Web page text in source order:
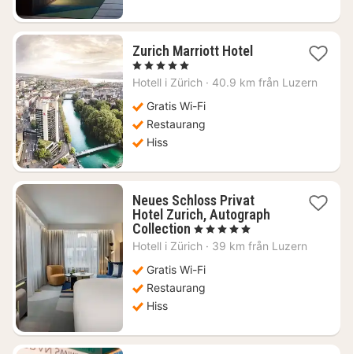
Zurich Marriott Hotel1
från
, 5 Stjärnor
Hotell i Zürich · 40.9 km från Luzern
Gratis Wi-Fi
Restaurang
Hiss
Neues Schloss Privat
Hotel Zurich, Autograph
Collection 1
natt
4691
kr.
, 5 Stjärnor
Hotell i Zürich · 39 km från Luzern
Gratis Wi-Fi
Restaurang
Hiss